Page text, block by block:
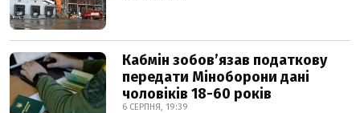
Кабмін зобовʼязав податкову
передати Міноборони дані
чоловіків 18-60 років
6 СЕРПНЯ, 19:39